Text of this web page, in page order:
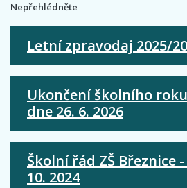
Nepřehlédněte
Letní zpravodaj 2025/
Ukončení školního
dne 26. 6. 2026
Školní řád ZŠ Březnice
10. 2024